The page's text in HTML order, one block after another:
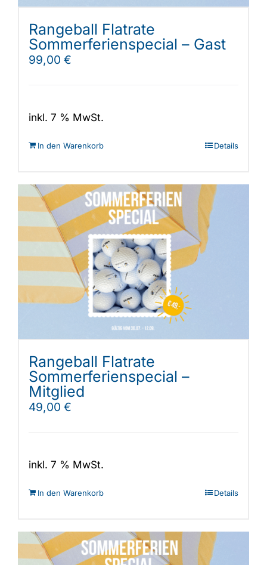
Rangeball Flatrate
Sommerferienspecial – Gast
99,00 €
inkl. 7 % MwSt.
In den Warenkorb Details
Rangeball Flatrate
Sommerferienspecial –
Mitglied
49,00 €
inkl. 7 % MwSt.
In den Warenkorb Details